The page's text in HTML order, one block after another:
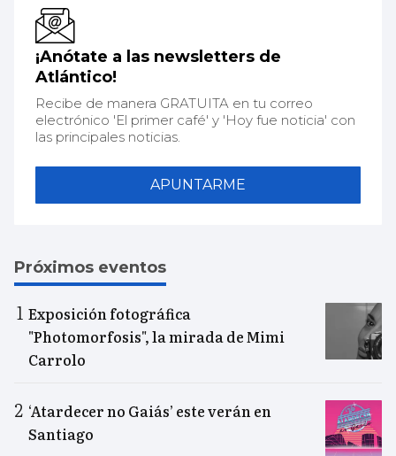
¡Anótate a las newsletters de
Atlántico!
Recibe de manera GRATUITA en tu correo
electrónico 'El primer café' y 'Hoy fue noticia' con
las principales noticias.
APUNTARME
Próximos eventos
Exposición fotográfica
"Photomorfosis", la mirada de Mimi
Carrolo
‘Atardecer no Gaiás’ este verán en
Santiago